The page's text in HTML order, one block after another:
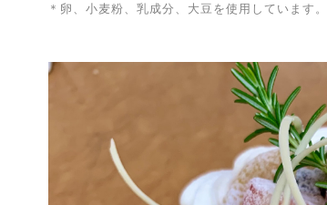
＊卵、小麦粉、乳成分、大豆を使用しています。